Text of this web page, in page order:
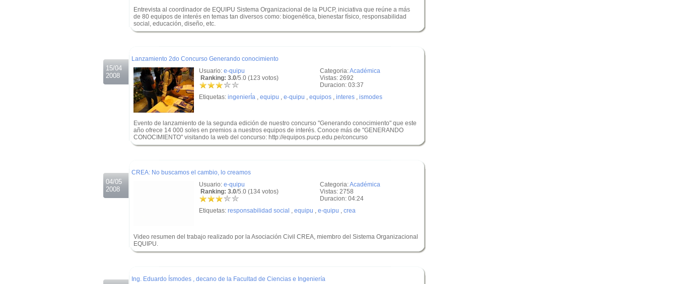
Entrevista al coordinador de EQUIPU Sistema Organizacional de la PUCP, iniciativa que reúne a más
de 80 equipos de interés en temas tan diversos como: biogenética, bienestar físico, responsabilidad
social, educación, diseño, etc.
15/04
2008
Lanzamiento 2do Concurso Generando conocimiento
Categoria:Académica
Vistas: 2692
Duracion: 03:37
Usuario: e-quipu
Ranking: 3.0/5.0 (123 votos)
Etiquetas: ingenierÍa , equipu , e-quipu , equipos , interes , ismodes
Evento de lanzamiento de la segunda edición de nuestro concurso "Generando conocimiento" que este
año ofrece 14 000 soles en premios a nuestros equipos de interés. Conoce más de "GENERANDO
CONOCIMIENTO" visitando la web del concurso: http://equipos.pucp.edu.pe/concurso
04/05
2008
CREA: No buscamos el cambio, lo creamos
Categoria:Académica
Vistas: 2758
Duracion: 04:24
Usuario: e-quipu
Ranking: 3.0/5.0 (134 votos)
Etiquetas: responsabilidad social , equipu , e-quipu , crea
Video resumen del trabajo realizado por la Asociación Civil CREA, miembro del Sistema Organizacional
EQUIPU.
Ing. Eduardo Ísmodes , decano de la Facultad de Ciencias e Ingeniería